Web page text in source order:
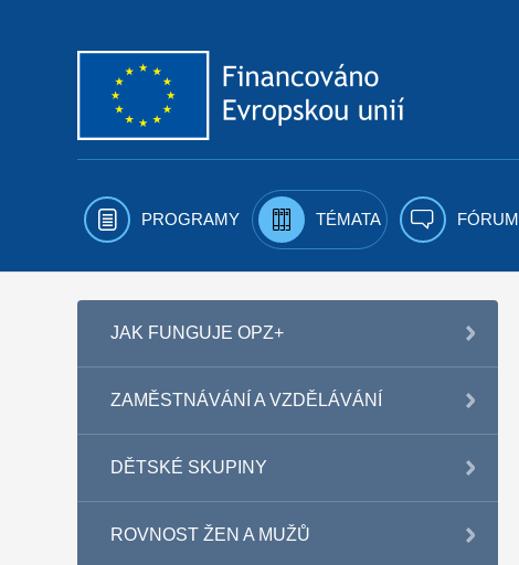
PROGRAMY TÉMATA FÓRUM
JAK FUNGUJE OPZ+
ZAMĚSTNÁVÁNÍ A VZDĚLÁVÁNÍ
DĚTSKÉ SKUPINY
ROVNOST ŽEN A MUŽŮ